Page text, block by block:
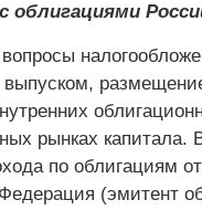
облигациями
выпуском,
рынках
по облигациям
(эмитент